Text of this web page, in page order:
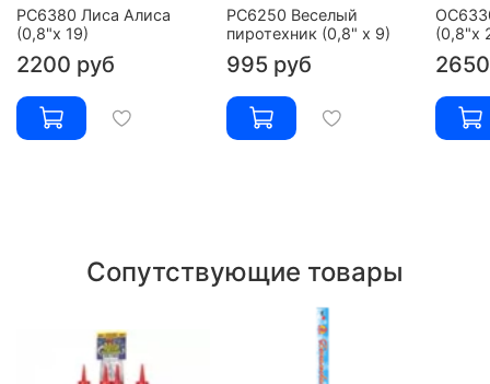
РС6380 Лиса Алиса
(0,8"х 19)
2200 руб
РС6250 Веселый
пиротехник (0,8" х 9)
995 руб
(0,8"х
Сопутствующие товары